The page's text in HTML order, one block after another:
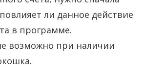
ли данное действие
в программе.
возможно при наличии